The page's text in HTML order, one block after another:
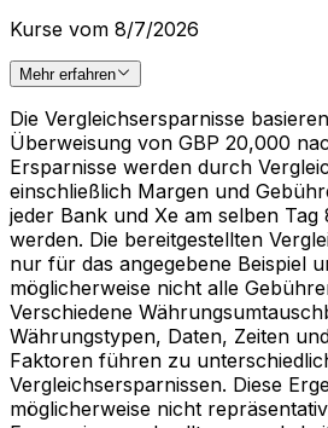
Kurse vom 8/7/2026
Mehr erfahren
Die Vergleichsersparnisse
Überweisung von GBP 20,000
Ersparnisse werden durch
einschließlich Margen und
jeder Bank und Xe am selben
werden. Die bereitgestellten
nur für das angegebene Beispiel
möglicherweise nicht alle
Verschiedene
Währungstypen, Daten, Zeiten
Faktoren führen zu
Vergleichsersparnissen. Diese
möglicherweise nicht